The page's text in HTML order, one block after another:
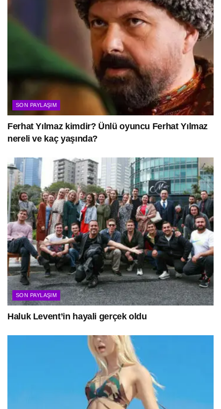
SON PAYLAŞIM
Ferhat Yılmaz kimdir? Ünlü oyuncu Ferhat Yılmaz
nereli ve kaç yaşında?
SON PAYLAŞIM
Haluk Levent’in hayali gerçek oldu